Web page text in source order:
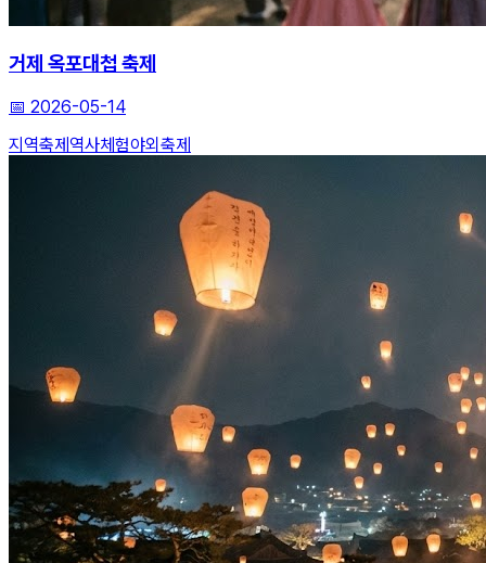
거제 옥포대첩 축제
📅 2026-05-14
지역축제역사체험야외축제